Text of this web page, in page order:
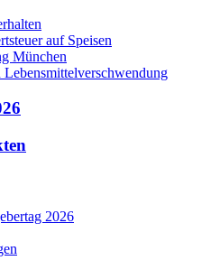
auf Speisen
München
Lebensmittelverschwendung
2026